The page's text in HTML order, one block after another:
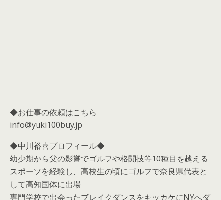
◆お仕事の依頼はこちら
info@yuki100buy.jp
◆中川裕喜プロフィール◆
幼少期から父の影響でゴルフや格闘技等10種目を越える
スポーツを経験し、高校生の頃にゴルフで奈良県代表と
して高知国体に出場
専門学校で出会ったブレイクダンスをキッカケにNYへダ